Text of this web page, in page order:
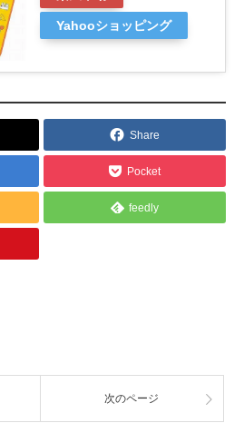
Yahooショッピング
Share
Pocket
feedly
次のページ